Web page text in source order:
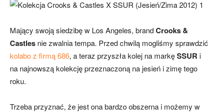
Mający swoją siedzibę w Los Angeles, brandCrooks &
Castles nie zwalnia tempa. Przed chwilą mogliśmy sprawdzić
kolabo z firmą 686, a teraz przyszła kolej na markęSSUR i
na najnowszą kolekcję przeznaczoną na jesień i zimę tego
roku.
Trzeba przyznać, że jest ona bardzo obszerna i możemy w